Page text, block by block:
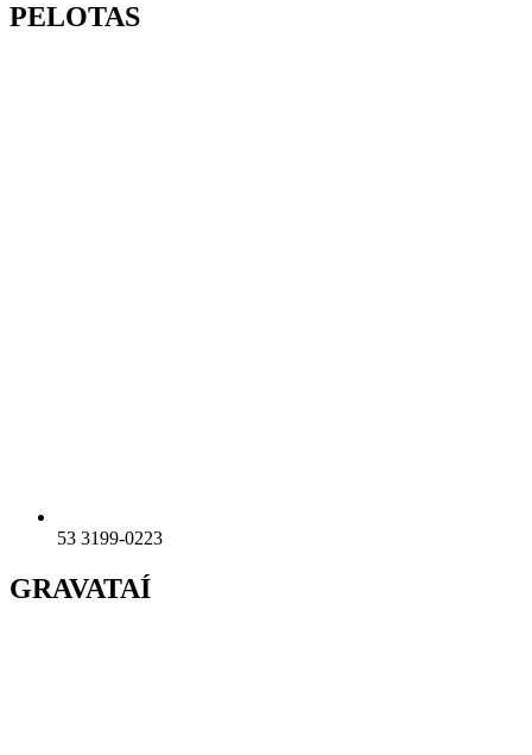
PELOTAS
53 3199-0223
GRAVATAÍ